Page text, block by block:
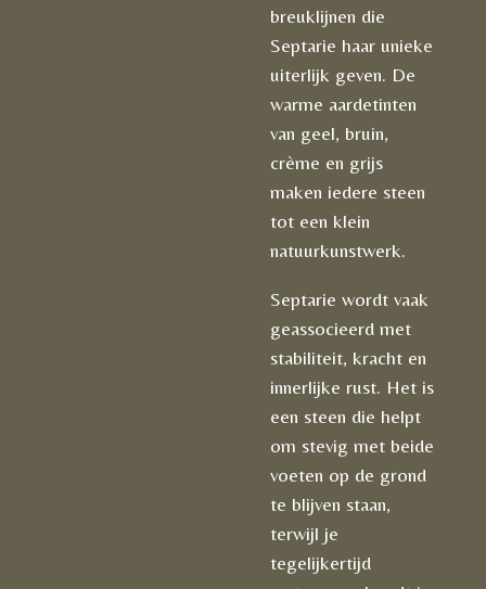
breuklijnen die
Septarie haar unieke
uiterlijk geven. De
warme aardetinten
van geel, bruin,
crème en grijs
maken iedere steen
tot een klein
natuurkunstwerk.
Septarie wordt vaak
geassocieerd met
stabiliteit, kracht en
innerlijke rust. Het is
een steen die helpt
om stevig met beide
voeten op de grond
te blijven staan,
terwijl je
tegelijkertijd